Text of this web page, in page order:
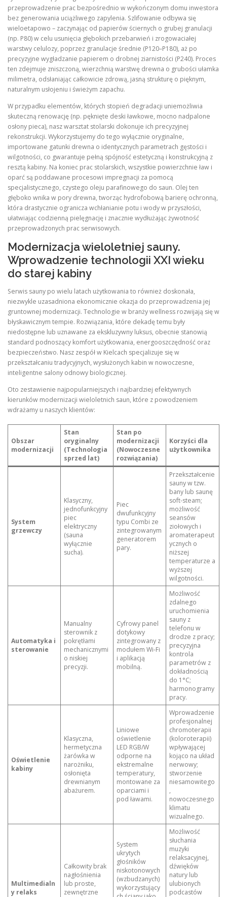
przeprowadzenie prac bezpośrednio w wykończonym domu inwestora
bez generowania uciążliwego zapylenia. Szlifowanie odbywa się
wieloetapowo – zaczynając od papierów ściernych o grubej granulacji
(np. P80) w celu usunięcia głębokich przebarwień i zrogowaciałej
warstwy celulozy, poprzez granulacje średnie (P120–P180), aż po
precyzyjne wygładzanie papierem o drobnej ziarnistości (P240). Proces
ten zdejmuje zniszczoną, wierzchnią warstwę drewna o grubości ułamka
milimetra, odsłaniając całkowicie zdrową, jasną strukturę o pięknym,
naturalnym usłojeniu i świeżym zapachu.
W przypadku elementów, których stopień degradacji uniemożliwia
skuteczną renowację (np. pęknięte deski ławkowe, mocno nadpalone
osłony pieca), nasz warsztat stolarski dokonuje ich precyzyjnej
rekonstrukcji. Wykorzystujemy do tego wyłącznie oryginalne,
importowane gatunki drewna o identycznych parametrach gęstości i
wilgotności, co gwarantuje pełną spójność estetyczną i konstrukcyjną z
resztą kabiny. Na koniec prac stolarskich, wszystkie powierzchnie ław i
oparć są poddawane procesowi impregnacji za pomocą
specjalistycznego, czystego oleju parafinowego do saun. Olej ten
głęboko wnika w pory drewna, tworząc hydrofobową barierę ochronną,
która drastycznie ogranicza wchłanianie potu i wody w przyszłości,
ułatwiając codzienną pielęgnację i znacznie wydłużając żywotność
przeprowadzonych prac serwisowych.
Modernizacja wieloletniej sauny.
Wprowadzenie technologii XXI wieku
do starej kabiny
Serwis sauny po wielu latach użytkowania to również doskonała,
niezwykle uzasadniona ekonomicznie okazja do przeprowadzenia jej
gruntownej modernizacji. Technologie w branży wellness rozwijają się w
błyskawicznym tempie. Rozwiązania, które dekadę temu były
niedostępne lub uznawane za ekskluzywny luksus, obecnie stanowią
standard podnoszący komfort użytkowania, energooszczędność oraz
bezpieczeństwo. Nasz zespół w Kielcach specjalizuje się w
przekształcaniu tradycyjnych, wysłużonych kabin w nowoczesne,
inteligentne salony odnowy biologicznej.
Oto zestawienie najpopularniejszych i najbardziej efektywnych
kierunków modernizacji wieloletnich saun, które z powodzeniem
wdrażamy u naszych klientów:
Obszar
modernizacji
Stan
oryginalny
(Technologia
sprzed lat)
Stan po
modernizacji
(Nowoczesne
rozwiązania)
Korzyści dla
użytkownika
System
grzewczy
Klasyczny,
jednofunkcyjny
piec
elektryczny
(sauna
wyłącznie
sucha).
Piec
dwufunkcyjny
typu Combi ze
zintegrowanym
generatorem
pary.
Przekształcenie
sauny w tzw.
bany lub saunę
soft-steam;
możliwość
seansów
ziołowych i
aromaterapeut
ycznych o
niższej
temperaturze a
wyższej
wilgotności.
Automatyka i
sterowanie
Manualny
sterownik z
pokrętłami
mechanicznymi
o niskiej
precyzji.
Cyfrowy panel
dotykowy
zintegrowany z
modułem Wi-Fi
i aplikacją
mobilną.
Możliwość
zdalnego
uruchomienia
sauny z
telefonu w
drodze z pracy;
precyzyjna
kontrola
parametrów z
dokładnością
do 1°C;
harmonogramy
pracy.
Oświetlenie
kabiny
Klasyczna,
hermetyczna
żarówka w
narożniku,
osłonięta
drewnianym
abażurem.
Liniowe
oświetlenie
LED RGB/W
odporne na
ekstremalne
temperatury,
montowane za
oparciami i
pod ławami.
Wprowadzenie
profesjonalnej
chromoterapii
(koloroterapii)
wpływającej
kojąco na układ
nerwowy;
stworzenie
niesamowitego
,
nowoczesnego
klimatu
wizualnego.
Multimedialn
y relaks
Całkowity brak
nagłośnienia
lub proste,
zewnętrzne
System
ukrytych
głośników
niskotonowych
(wzbudzanych)
wykorzystujący
Możliwość
słuchania
muzyki
relaksacyjnej,
dźwięków
natury lub
ulubionych
podcastów